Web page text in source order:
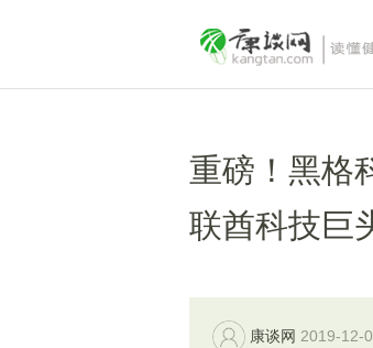
重磅！黑格
联酋科技巨
康谈网 2019-12-